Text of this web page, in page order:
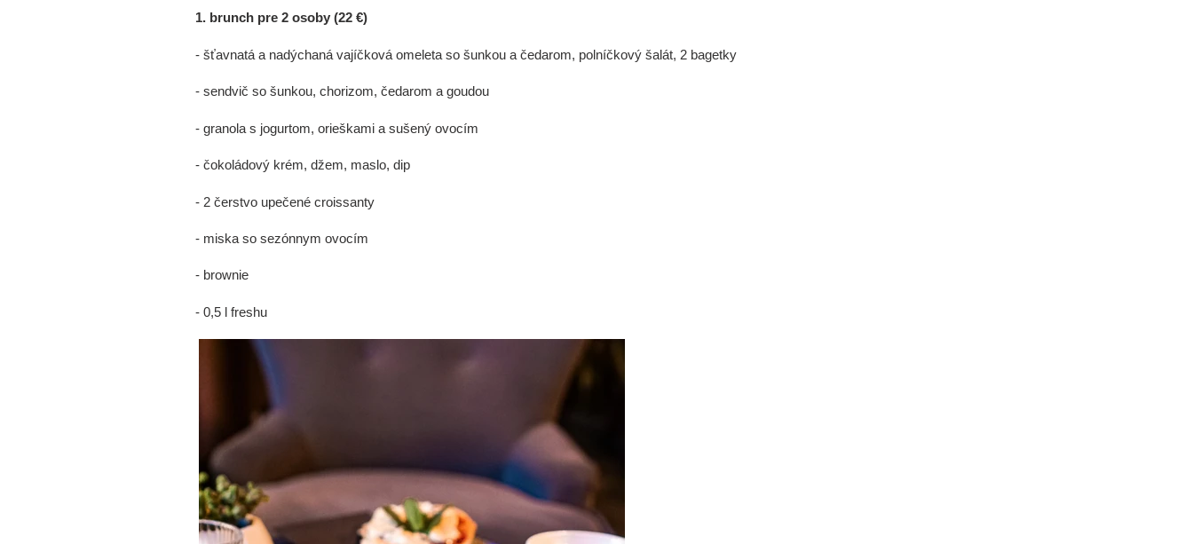
1. brunch pre 2 osoby (22 €)
-šťavnatá a nadýchanávajíčková omeleta so šunkou a čedarom, polníčkový šalát, 2 bagetky
- sendvič so šunkou, chorizom, čedarom a goudou
- granola s jogurtom, orieškami a sušený ovocím
- čokoládový krém, džem, maslo, dip
- 2 čerstvo upečené croissanty
- miska so sezónnym ovocím
- brownie
- 0,5 l freshu